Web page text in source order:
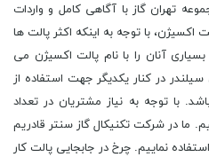
تهران گاز با آگاهی کامل و واردات
با توجه به اینکه اکثر پالت ها
آنان را با نام پالت اکسیژن می
در کنار یکدیگر جهت استفاده از
با توجه به نیاز مشتریان در تعداد
ما در شرکت تکنیکال گاز سنتر قادریم
نماییم. چرخ در جابجایی پالت کار